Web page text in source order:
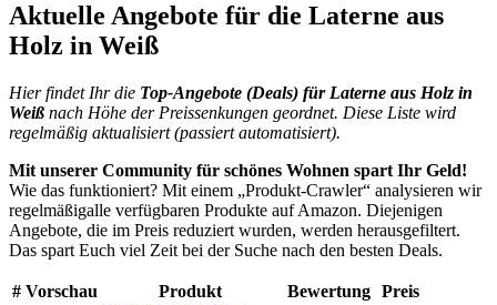
Aktuelle Angebote für die Laterne aus
Holz in Weiß
Hier findet Ihr die Top-Angebote (Deals) für Laterne aus Holz in
Weiß nach Höhe der Preissenkungen geordnet. Diese Liste wird
regelmäßig aktualisiert (passiert automatisiert).
Mit unserer Community für schönes Wohnen spart Ihr Geld!
Wie das funktioniert? Mit einem „Produkt-Crawler“ analysieren wir
regelmäßigalle verfügbaren Produkte auf Amazon. Diejenigen
Angebote, die im Preis reduziert wurden, werden herausgefiltert.
Das spart Euch viel Zeit bei der Suche nach den besten Deals.
# Vorschau Produkt Bewertung Preis